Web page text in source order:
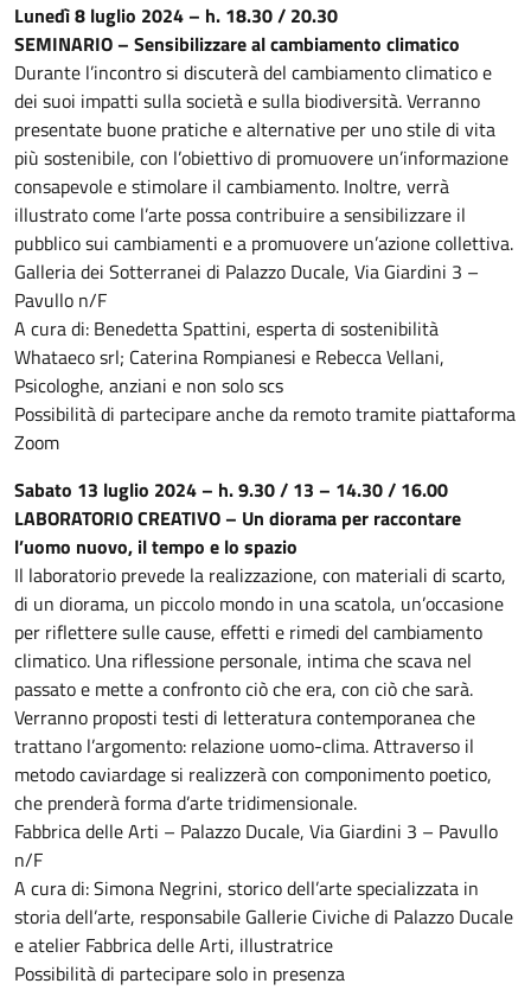
Lunedì 8 luglio 2024 – h. 18.30 / 20.30
SEMINARIO – Sensibilizzare al cambiamento climatico
Durante l’incontro si discuterà del cambiamento climatico e
dei suoi impatti sulla società e sulla biodiversità. Verranno
presentate buone pratiche e alternative per uno stile di vita
più sostenibile, con l’obiettivo di promuovere un’informazione
consapevole e stimolare il cambiamento. Inoltre, verrà
illustrato come l’arte possa contribuire a sensibilizzare il
pubblico sui cambiamenti e a promuovere un’azione collettiva.
Galleria dei Sotterranei di Palazzo Ducale, Via Giardini 3 –
Pavullo n/F
A cura di: Benedetta Spattini, esperta di sostenibilità
Whataeco srl; Caterina Rompianesi e Rebecca Vellani,
Psicologhe, anziani e non solo scs
Possibilità di partecipare anche da remoto tramite piattaforma
Zoom
Sabato 13 luglio 2024 – h. 9.30 / 13 – 14.30 / 16.00
LABORATORIO CREATIVO – Un diorama per raccontare
l’uomo nuovo, il tempo e lo spazio
Il laboratorio prevede la realizzazione, con materiali di scarto,
di un diorama, un piccolo mondo in una scatola, un’occasione
per riflettere sulle cause, effetti e rimedi del cambiamento
climatico. Una riflessione personale, intima che scava nel
passato e mette a confronto ciò che era, con ciò che sarà.
Verranno proposti testi di letteratura contemporanea che
trattano l’argomento: relazione uomo-clima. Attraverso il
metodo caviardage si realizzerà con componimento poetico,
che prenderà forma d’arte tridimensionale.
Fabbrica delle Arti – Palazzo Ducale, Via Giardini 3 – Pavullo
n/F
A cura di: Simona Negrini, storico dell’arte specializzata in
storia dell’arte, responsabile Gallerie Civiche di Palazzo Ducale
e atelier Fabbrica delle Arti, illustratrice
Possibilità di partecipare solo in presenza